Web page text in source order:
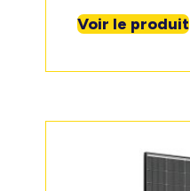
Voir le produit